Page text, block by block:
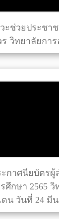
ะช่วยประชาช
ร วิทยาลัยกา
กาศนียบัตรผู้
ศึกษา 2565
น วันที่ 24 มีน